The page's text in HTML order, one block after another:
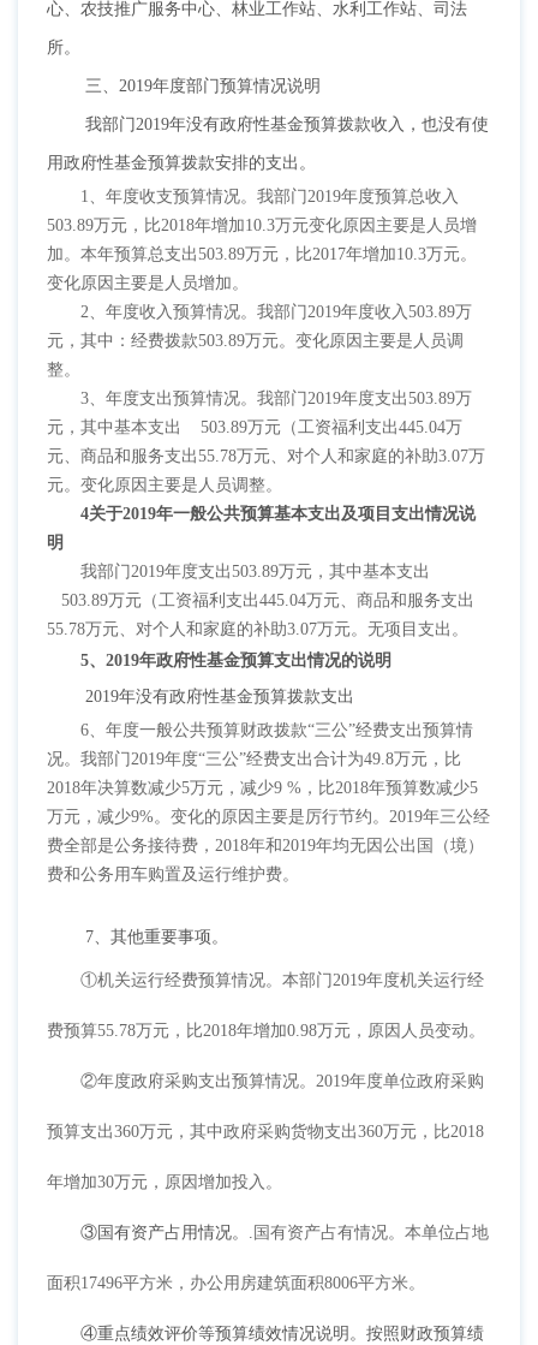
心、农技推广服务中心、林业工作站、水利工作站、司法
所。
三、 2019年度部门预算情况说明
我部门2019年没有政府性基金预算拨款收入，也没有使
用政府性基金预算拨款安排的支出。
1、年度收支预算情况。我部门2019年度预算总收入
503.89万元，比2018年增加10.3万元变化原因主要是人员增
加。本年预算总支出503.89万元，比2017年增加10.3万元。
变化原因主要是人员增加。
2、年度收入预算情况。我部门2019年度收入503.89万
元，其中：经费拨款503.89万元。变化原因主要是人员调
整。
3、年度支出预算情况。我部门2019年度支出503.89万
元，其中基本支出 503.89万元（工资福利支出445.04万
元、商品和服务支出55.78万元、对个人和家庭的补助3.07万
元。变化原因主要是人员调整。
4关于2019年一般公共预算基本支出及项目支出情况说
明
我部门2019年度支出503.89万元，其中基本支出
503.89万元（工资福利支出445.04万元、商品和服务支出
55.78万元、对个人和家庭的补助3.07万元。 无项目支出。
5、2019年政府性基金预算支出情况的说明
2019年没有政府性基金预算拨款支出
6、 年度一般公共预算财政拨款“三公”经费支出预算情
况。我部门2019年度“三公”经费支出合计为49.8万元，比
2018年决算数减少5万元，减少9 %，比2018年预算数减少5
万元，减少9%。变化的原因主要是厉行节约。 2019年三公经
费全部是公务接待费，2018年和2019年均无因公出国（境）
费和公务用车购置及运行维护费。
7、其他重要事项。
①机关运行经费预算情况。本部门2019年度机关运行经
费预算55.78万元，比2018年增加0.98万元，原因人员变动。
②年度政府采购支出预算情况。2019年度单位政府采购
预算支出360万元，其中政府采购货物支出360万元，比2018
年增加30万元，原因增加投入。
③国有资产占用情况。. 国有资产占有情况。本单位占地
面积17496平方米，办公用房建筑面积8006平方米。
④重点绩效评价等预算绩效情况说明。 按照财政预算绩